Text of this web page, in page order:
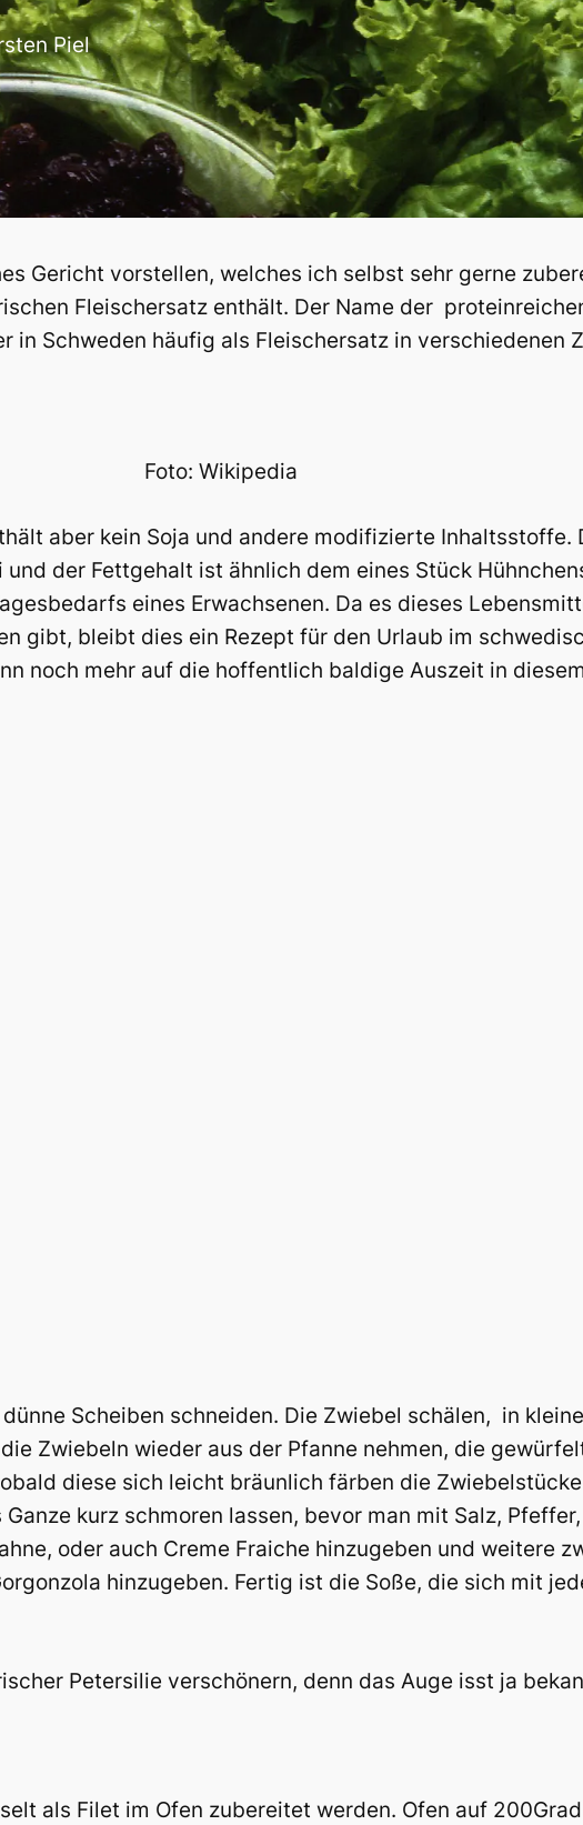
Piel
Gericht vorstellen, welches ich selbst sehr gerne
Fleischersatz enthält. Der Name der
in Schweden häufig als Fleischersatz in verschiedenen
Foto: Wikipedia
aber kein Soja und andere modifizierte Inhaltsstoffe.
der Fettgehalt ist ähnlich dem eines Stück
eines Erwachsenen. Da es dieses
gibt, bleibt dies ein Rezept für den Urlaub im
noch mehr auf die hoffentlich baldige Auszeit in
Scheiben schneiden. Die Zwiebel schälen, in
Zwiebeln wieder aus der Pfanne nehmen, die
diese sich leicht bräunlich färben die
kurz schmoren lassen, bevor man mit Salz,
oder auch Creme Fraiche hinzugeben und weitere
hinzugeben. Fertig ist die Soße, die sich mit
Petersilie verschönern, denn das Auge isst ja
als Filet im Ofen zubereitet werden. Ofen auf